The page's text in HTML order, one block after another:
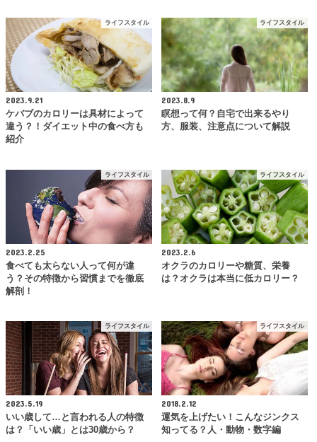
ライフスタイル
2023.9.21
ケバブのカロリーは具材によって
違う？！ダイエット中の食べ方も
紹介
ライフスタイル
2023.8.9
瞑想って何？自宅で出来るやり
方、服装、注意点について解説
ライフスタイル
2023.2.25
食べても太らない人って何が違
う？その特徴から習慣までを徹底
解剖！
ライフスタイル
2023.2.6
オクラのカロリーや糖質、栄養
は？オクラは本当に低カロリー？
ライフスタイル
2023.5.19
いい歳して…と言われる人の特徴
は？「いい歳」とは30歳から？
ライフスタイル
2018.2.12
運気を上げたい！こんなジンクス
知ってる？人・動物・数字編